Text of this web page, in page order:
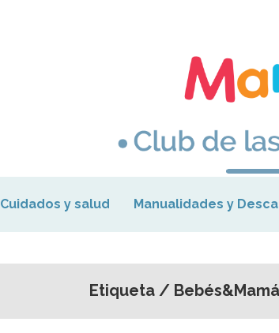
Cuidados y salud Manualidades y
Etiqueta /